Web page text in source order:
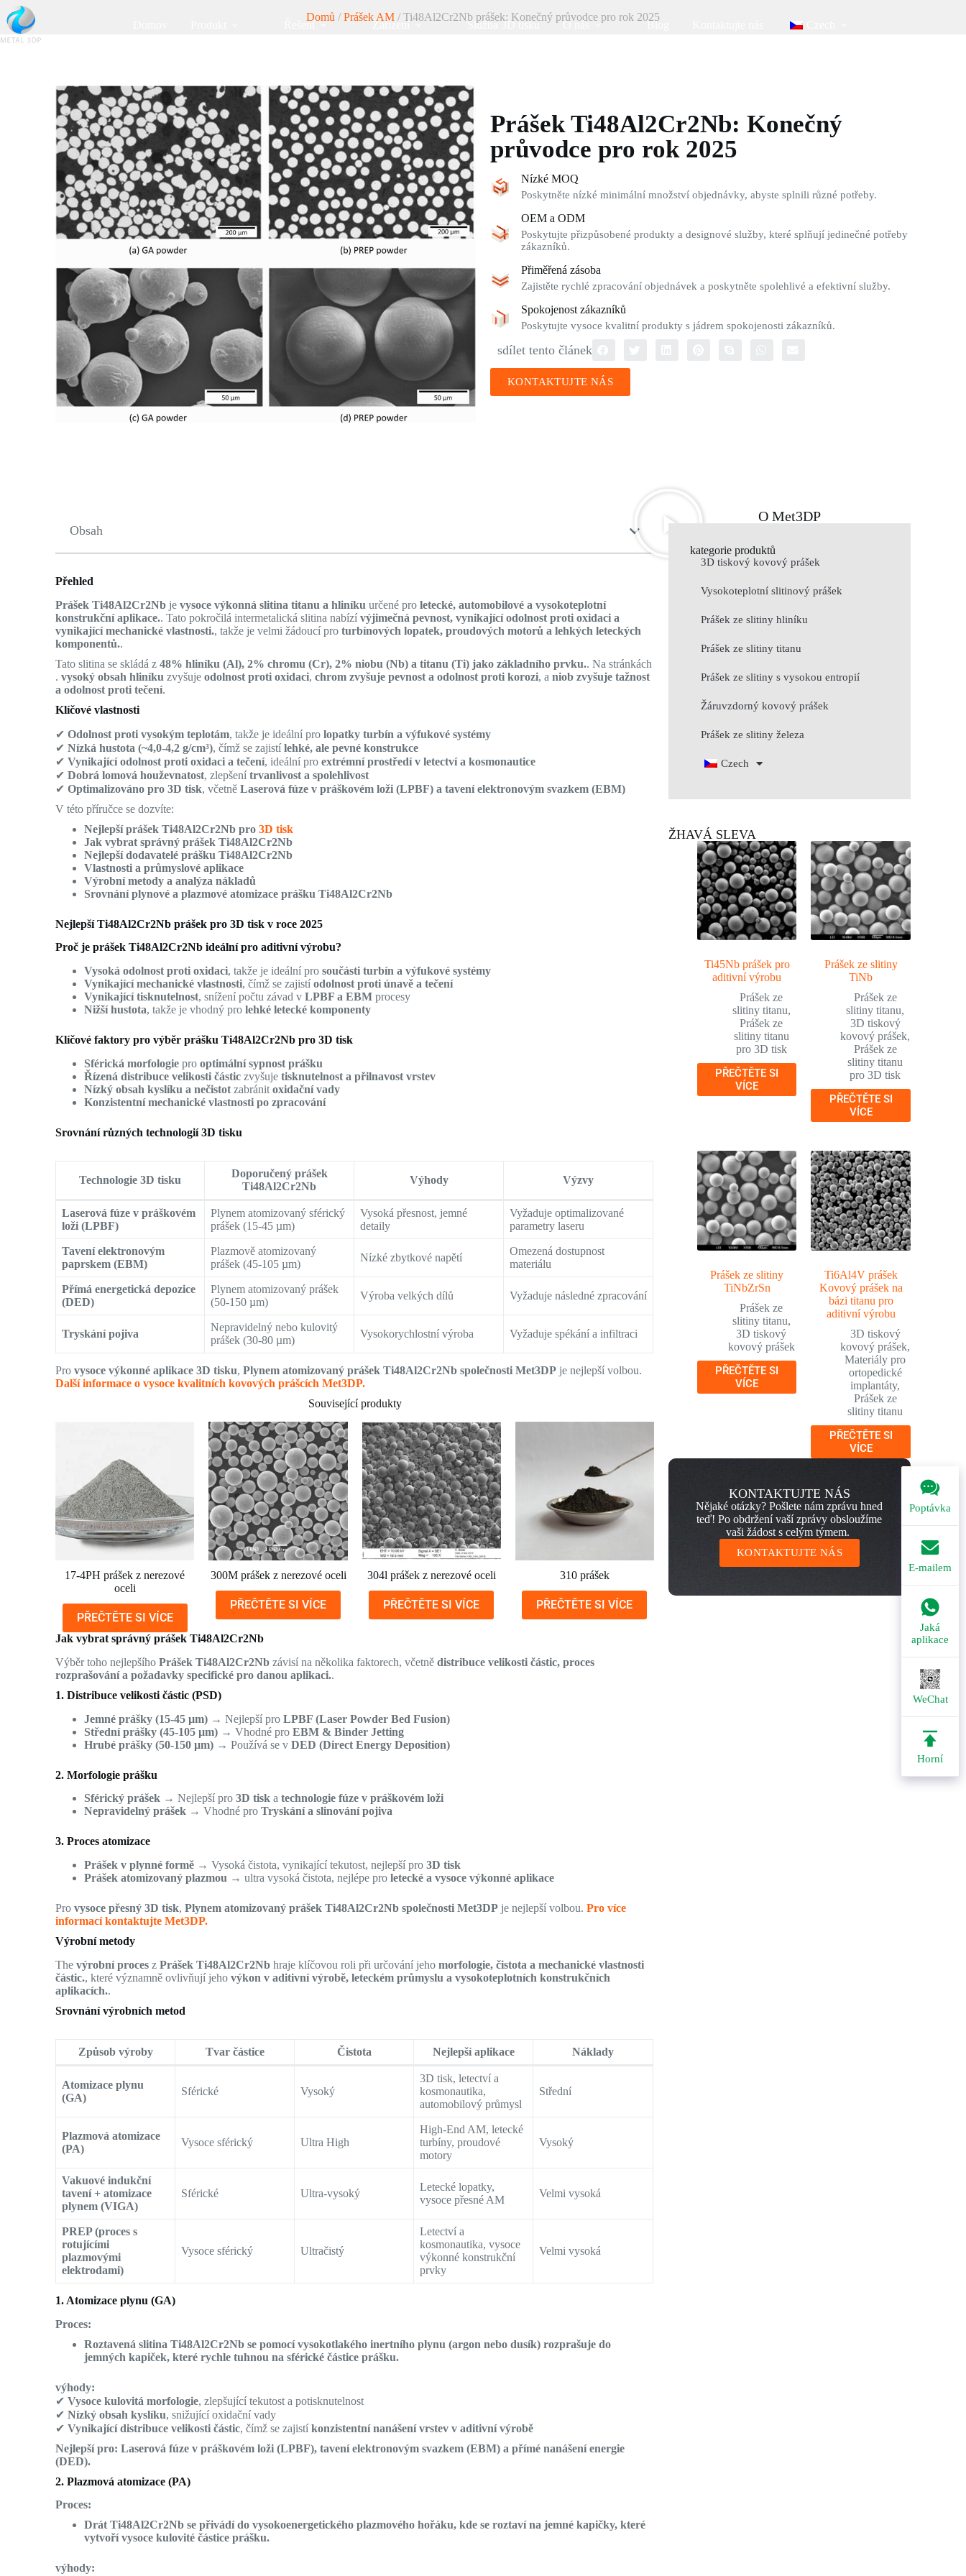
Řešení Zařízení Služba 3D tisku O nás Blog
Poptávka
E-mailem
Jaká
aplikace
WeChat
Horní
Domů / Prášek AM / Ti48Al2Cr2Nb prášek: Konečný průvodce pro rok 2025
Prášek Ti48Al2Cr2Nb: Konečný
průvodce pro rok 2025
Nízké MOQ
Poskytněte nízké minimální množství objednávky, abyste splnili různé potřeby.
OEM a ODM
Poskytujte přizpůsobené produkty a designové služby, které splňují jedinečné potřeby
zákazníků.
Přiměřená zásoba
Zajistěte rychlé zpracování objednávek a poskytněte spolehlivé a efektivní služby.
Spokojenost zákazníků
Poskytujte vysoce kvalitní produkty s jádrem spokojenosti zákazníků.
sdílet tento článek
KONTAKTUJTE NÁS
Obsah
Přehled
Prášek Ti48Al2Cr2Nb jevysoce výkonná slitina titanu a hliníku určené proletecké, automobilové a vysokoteplotní
konstrukční aplikace.. Tato pokročilá intermetalická slitina nabízívýjimečná pevnost, vynikající odolnost proti oxidaci a
vynikající mechanické vlastnosti., takže je velmi žádoucí proturbínových lopatek, proudových motorů a lehkých leteckých
komponentů..
Tato slitina se skládá z48% hliníku (Al), 2% chromu (Cr), 2% niobu (Nb) a titanu (Ti) jako základního prvku.. Na stránkách
.vysoký obsah hliníku zvyšujeodolnost proti oxidaci,chrom zvyšuje pevnost a odolnost proti korozi, aniob zvyšuje tažnost
a odolnost proti tečení.
Klíčové vlastnosti
✔Odolnost proti vysokým teplotám, takže je ideální prolopatky turbín a výfukové systémy
✔Nízká hustota (~4,0-4,2 g/cm³), čímž se zajistílehké, ale pevné konstrukce
✔Vynikající odolnost proti oxidaci a tečení, ideální proextrémní prostředí v letectví a kosmonautice
✔Dobrá lomová houževnatost, zlepšenítrvanlivost a spolehlivost
✔Optimalizováno pro 3D tisk, včetněLaserová fúze v práškovém loži (LPBF) a tavení elektronovým svazkem (EBM)
V této příručce se dozvíte:
Nejlepší prášek Ti48Al2Cr2Nb pro 3D tisk
Jak vybrat správný prášek Ti48Al2Cr2Nb
Nejlepší dodavatelé prášku Ti48Al2Cr2Nb
Vlastnosti a průmyslové aplikace
Výrobní metody a analýza nákladů
Srovnání plynové a plazmové atomizace prášku Ti48Al2Cr2Nb
Nejlepší Ti48Al2Cr2Nb prášek pro 3D tisk v roce 2025
Proč je prášek Ti48Al2Cr2Nb ideální pro aditivní výrobu?
Vysoká odolnost proti oxidaci, takže je ideální prosoučásti turbín a výfukové systémy
Vynikající mechanické vlastnosti, čímž se zajistíodolnost proti únavě a tečení
Vynikající tisknutelnost, snížení počtu závad vLPBF a EBM procesy
Nižší hustota, takže je vhodný prolehké letecké komponenty
Klíčové faktory pro výběr prášku Ti48Al2Cr2Nb pro 3D tisk
Sférická morfologie prooptimální sypnost prášku
Řízená distribuce velikosti částic zvyšujetisknutelnost a přilnavost vrstev
Nízký obsah kyslíku a nečistot zabránitoxidační vady
Konzistentní mechanické vlastnosti po zpracování
Srovnání různých technologií 3D tisku
Technologie 3D tisku
Doporučený prášek
Ti48Al2Cr2Nb
Výhody Výzvy
Laserová fúze v práškovém
loži (LPBF)
Plynem atomizovaný sférický
prášek (15-45 µm)
Vysoká přesnost, jemné
detaily
Vyžaduje optimalizované
parametry laseru
Tavení elektronovým
paprskem (EBM)
Plazmově atomizovaný
prášek (45-105 µm)
Nízké zbytkové napětí
Omezená dostupnost
materiálu
Přímá energetická depozice
(DED)
Plynem atomizovaný prášek
(50-150 µm)
Výroba velkých dílů Vyžaduje následné zpracování
Tryskání pojiva
Nepravidelný nebo kulovitý
prášek (30-80 µm)
Vysokorychlostní výroba Vyžaduje spékání a infiltraci
Provysoce výkonné aplikace 3D tisku,Plynem atomizovaný prášek Ti48Al2Cr2Nb společnosti Met3DP je nejlepší volbou.
Další informace o vysoce kvalitních kovových prášcích Met3DP.
Související produkty
17-4PH prášek z nerezové
oceli
PŘEČTĚTE SI VÍCE
300M prášek z nerezové oceli
PŘEČTĚTE SI VÍCE
304l prášek z nerezové oceli
PŘEČTĚTE SI VÍCE
310 prášek
PŘEČTĚTE SI VÍCE
Jak vybrat správný prášek Ti48Al2Cr2Nb
Výběr toho nejlepšíhoPrášek Ti48Al2Cr2Nb závisí na několika faktorech, včetnědistribuce velikosti částic, proces
rozprašování a požadavky specifické pro danou aplikaci..
1. Distribuce velikosti částic (PSD)
Jemné prášky (15-45 µm) → Nejlepší proLPBF (Laser Powder Bed Fusion)
Střední prášky (45-105 µm) → Vhodné proEBM & Binder Jetting
Hrubé prášky (50-150 µm) → Používá se vDED (Direct Energy Deposition)
2. Morfologie prášku
Sférický prášek → Nejlepší pro3D tisk atechnologie fúze v práškovém loži
Nepravidelný prášek → Vhodné proTryskání a slinování pojiva
3. Proces atomizace
Prášek v plynné formě → Vysoká čistota, vynikající tekutost, nejlepší pro3D tisk
Prášek atomizovaný plazmou → ultra vysoká čistota, nejlépe proletecké a vysoce výkonné aplikace
Provysoce přesný 3D tisk,Plynem atomizovaný prášek Ti48Al2Cr2Nb společnosti Met3DP je nejlepší volbou.Pro více
informací kontaktujte Met3DP.
Výrobní metody
Thevýrobní proces zPrášek Ti48Al2Cr2Nb hraje klíčovou roli při určování jehomorfologie, čistota a mechanické vlastnosti
částic., které významně ovlivňují jehovýkon v aditivní výrobě, leteckém průmyslu a vysokoteplotních konstrukčních
aplikacích..
Srovnání výrobních metod
Způsob výroby Tvar částice Čistota Nejlepší aplikace Náklady
Atomizace plynu
(GA)
Sférické Vysoký
3D tisk, letectví a
kosmonautika,
automobilový průmysl
Střední
Plazmová atomizace
(PA)
Vysoce sférický Ultra High
High-End AM, letecké
turbíny, proudové
motory
Vysoký
Vakuové indukční
tavení + atomizace
plynem (VIGA)
Sférické Ultra-vysoký
Letecké lopatky,
vysoce přesné AM
Velmi vysoká
PREP (proces s
rotujícími
plazmovými
elektrodami)
Vysoce sférický Ultračistý
Letectví a
kosmonautika, vysoce
výkonné konstrukční
prvky
Velmi vysoká
1. Atomizace plynu (GA)
Proces:
Roztavená slitina Ti48Al2Cr2Nb se pomocí vysokotlakého inertního plynu (argon nebo dusík) rozprašuje do
jemných kapiček, které rychle tuhnou na sférické částice prášku.
výhody:
✔Vysoce kulovitá morfologie, zlepšující tekutost a potisknutelnost
✔Nízký obsah kyslíku, snižující oxidační vady
✔Vynikající distribuce velikosti částic, čímž se zajistíkonzistentní nanášení vrstev v aditivní výrobě
Nejlepší pro: Laserová fúze v práškovém loži (LPBF), tavení elektronovým svazkem (EBM) a přímé nanášení energie
(DED).
2. Plazmová atomizace (PA)
Proces:
Drát Ti48Al2Cr2Nb se přivádí do vysokoenergetického plazmového hořáku, kde se roztaví na jemné kapičky, které
vytvoří vysoce kulovité částice prášku.
výhody:
O Met3DP
kategorie produktů
3D tiskový kovový prášek
Vysokoteplotní slitinový prášek
Prášek ze slitiny hliníku
Prášek ze slitiny titanu
Prášek ze slitiny s vysokou entropií
Žáruvzdorný kovový prášek
Prášek ze slitiny železa
Czech
ŽHAVÁ SLEVA
Ti45Nb prášek pro
aditivní výrobu
Prášek ze
slitiny titanu,
Prášek ze
slitiny titanu
pro 3D tisk
PŘEČTĚTE SI
VÍCE
Prášek ze slitiny
TiNb
Prášek ze
slitiny titanu,
3D tiskový
kovový prášek,
Prášek ze
slitiny titanu
pro 3D tisk
PŘEČTĚTE SI
VÍCE
Prášek ze slitiny
TiNbZrSn
Prášek ze
slitiny titanu,
3D tiskový
kovový prášek
PŘEČTĚTE SI
VÍCE
Ti6Al4V prášek
Kovový prášek na
bázi titanu pro
aditivní výrobu
3D tiskový
kovový prášek,
Materiály pro
ortopedické
implantáty,
Prášek ze
slitiny titanu
PŘEČTĚTE SI
VÍCE
KONTAKTUJTE NÁS
Nějaké otázky? Pošlete nám zprávu hned
teď! Po obdržení vaší zprávy obsloužíme
vaši žádost s celým týmem.
KONTAKTUJTE NÁS